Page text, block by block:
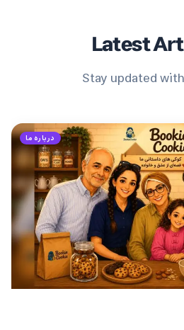
Latest
Stay updated
درباره ما